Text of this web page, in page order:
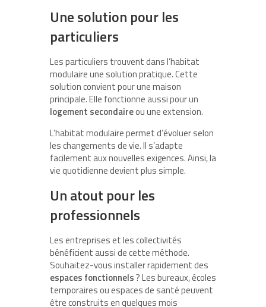
Une solution pour les
particuliers
Les particuliers trouvent dans l’habitat
modulaire une solution pratique. Cette
solution convient pour une maison
principale. Elle fonctionne aussi pour un
logement secondaireou une extension.
L’habitat modulaire permet d’évoluer selon
les changements de vie. Il s’adapte
facilement aux nouvelles exigences. Ainsi, la
vie quotidienne devient plus simple.
Un atout pour les
professionnels
Les entreprises et les collectivités
bénéficient aussi de cette méthode.
Souhaitez-vous installer rapidement des
espaces fonctionnels? Les bureaux, écoles
temporaires ou espaces de santé peuvent
être construits en quelques mois